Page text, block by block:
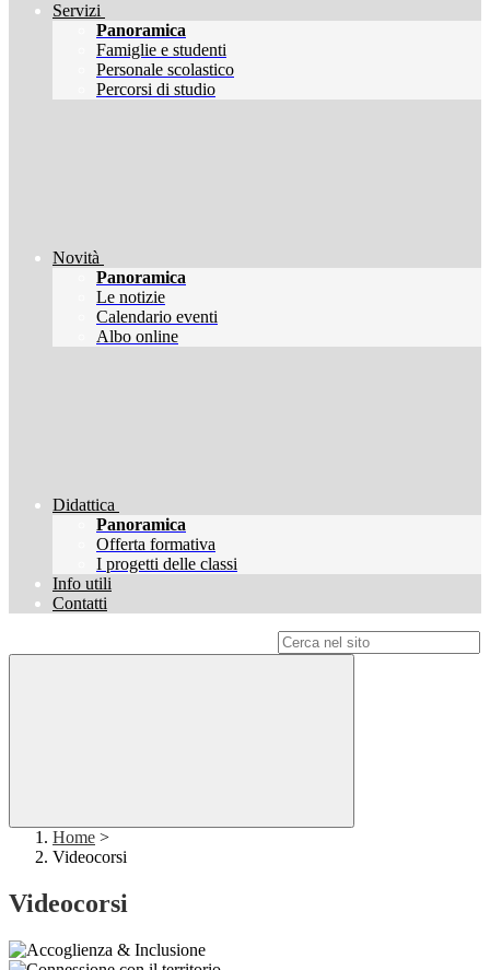
Servizi
Panoramica
Famiglie e studenti
Personale scolastico
Percorsi di studio
Novità
Panoramica
Le notizie
Calendario eventi
Albo online
Didattica
Panoramica
Offerta formativa
I progetti delle classi
Info utili
Contatti
Home >
Videocorsi
Videocorsi